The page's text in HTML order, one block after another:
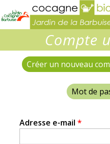
Compte
OngletsCréer un nouveau
Mot de
Adresse e-mail *